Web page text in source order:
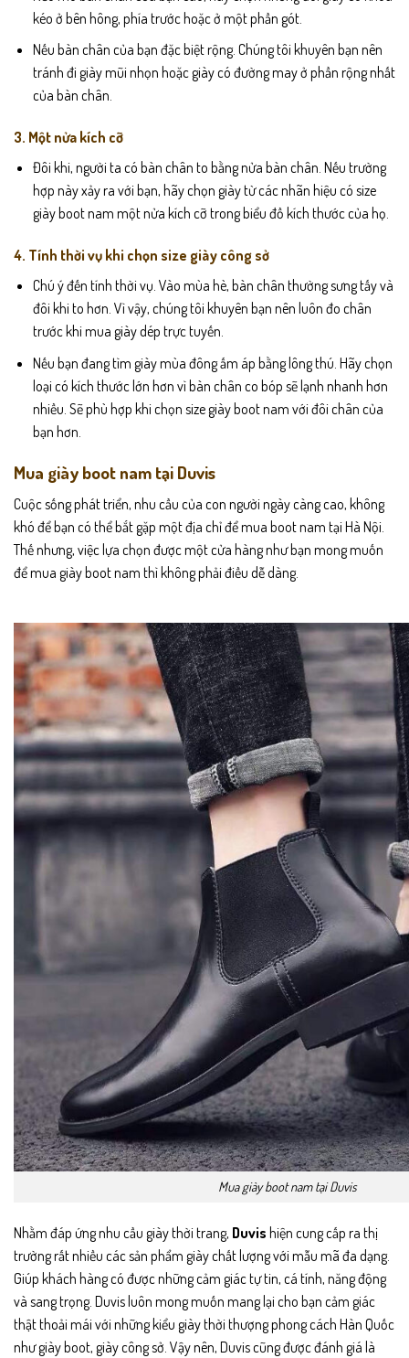
kéo ở bên hông, phía trước hoặc ở một phần gót.
Nếu bàn chân của bạn đặc biệt rộng. Chúng tôi khuyên bạn nên
tránh đi giày mũi nhọn hoặc giày có đường may ở phần rộng nhất
của bàn chân.
3. Một nửa kích cỡ
Đôi khi, người ta có bàn chân to bằng nửa bàn chân. Nếu trường
hợp này xảy ra với bạn, hãy chọn giày từ các nhãn hiệu có size
giày boot nam một nửa kích cỡ trong biểu đồ kích thước của họ.
4. Tính thời vụ khi chọn size giày công sở
Chú ý đến tính thời vụ. Vào mùa hè, bàn chân thường sưng tấy và
đôi khi to hơn. Vì vậy, chúng tôi khuyên bạn nên luôn đo chân
trước khi mua giày dép trực tuyến.
Nếu bạn đang tìm giày mùa đông ấm áp bằng lông thú. Hãy chọn
loại có kích thước lớn hơn vì bàn chân co bóp sẽ lạnh nhanh hơn
nhiều. Sẽ phù hợp khi chọn size giày boot nam với đôi chân của
bạn hơn.
Mua giày boot nam tại Duvis
Cuộc sống phát triển, nhu cầu của con người ngày càng cao, không
khó để bạn có thể bắt gặp một địa chỉ để mua boot nam tại Hà Nội.
Thế nhưng, việc lựa chọn được một cửa hàng như bạn mong muốn
để mua giày boot nam thì không phải điều dễ dàng.
Mua giày boot nam tại Duvis
Nhằm đáp ứng nhu cầu giày thời trang, Duvis hiện cung cấp ra thị
trường rất nhiều các sản phẩm giày chất lượng với mẫu mã đa dạng.
Giúp khách hàng có được những cảm giác tự tin, cá tính, năng động
và sang trọng. Duvis luôn mong muốn mang lại cho bạn cảm giác
thật thoải mái với những kiểu giày thời thượng phong cách Hàn Quốc
như giày boot, giày công sở. Vậy nên, Duvis cũng được đánh giá là